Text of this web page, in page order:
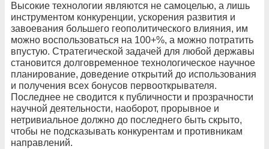
Высокие технологии являются не самоцелью, а лишь
инструментом конкуренции, ускорения развития и
завоевания большего геополитического влияния, им
можно воспользоваться на 100+%, а можно потратить
впустую. Стратегической задачей для любой державы
становится долговременное технологическое научное
планирование, доведение открытий до использования
и получения всех бонусов первооткрывателя.
Последнее не сводится к публичности и прозрачности
научной деятельности, наоборот, прорывное и
нетривиальное должно до последнего быть скрыто,
чтобы не подсказывать конкурентам и противникам
направлений.